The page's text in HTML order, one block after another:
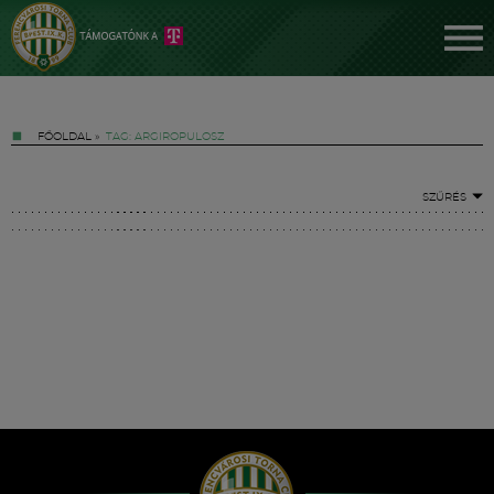
FŐOLDAL » TAG: ARGIROPULOSZ
SZŰRÉS
Hírek